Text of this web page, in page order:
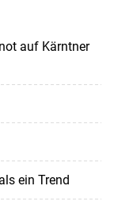
auf Kärntner
ein Trend